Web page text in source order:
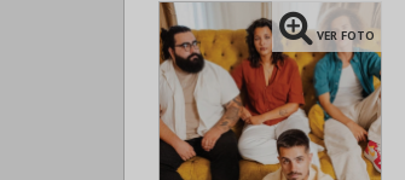
VER FOTO